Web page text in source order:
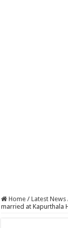
Home / Latest News
married at Kapurthala